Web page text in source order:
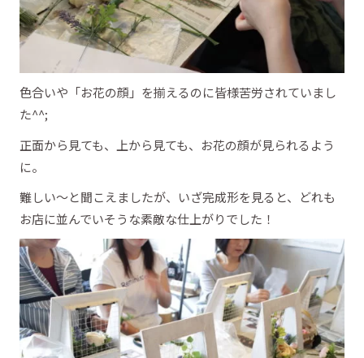
色合いや「お花の顔」を揃えるのに皆様苦労されていまし
た^^;
正面から見ても、上から見ても、お花の顔が見られるよう
に。
難しい～と聞こえましたが、いざ完成形を見ると、どれも
お店に並んでいそうな素敵な仕上がりでした！